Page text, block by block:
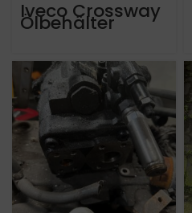
Iveco Crossway
Ölbehälter